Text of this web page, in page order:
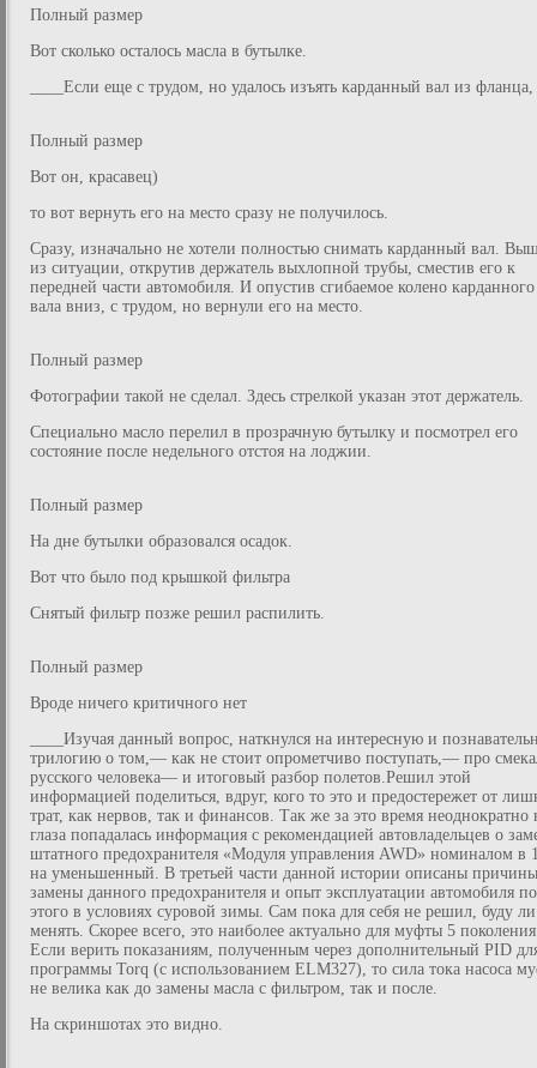
Полный размер
Вот сколько осталось масла в бутылке.
____Если еще с трудом, но удалось изъять карданный вал из фланца,
Полный размер
Вот он, красавец)
то вот вернуть его на место сразу не получилось.
Сразу, изначально не хотели полностью снимать карданный вал.
из ситуации, открутив держатель выхлопной трубы, сместив его к
передней части автомобиля. И опустив сгибаемое колено карданного
вала вниз, с трудом, но вернули его на место.
Полный размер
Фотографии такой не сделал. Здесь стрелкой указан этот держатель.
Специально масло перелил в прозрачную бутылку и посмотрел его
состояние после недельного отстоя на лоджии.
Полный размер
На дне бутылки образовался осадок.
Вот что было под крышкой фильтра
Снятый фильтр позже решил распилить.
Полный размер
Вроде ничего критичного нет
____Изучая данный вопрос, наткнулся на интересную и
трилогию о том,— как не стоит опрометчиво поступать,— про
русского человека— и итоговый разбор полетов.Решил этой
информацией поделиться, вдруг, кого то это и предостережет от
трат, как нервов, так и финансов. Так же за это время неоднократно
глаза попадалась информация с рекомендацией автовладельцев о
штатного предохранителя «Модуля управления AWD» номиналом в
на уменьшенный. В третьей части данной истории описаны причины
замены данного предохранителя и опыт эксплуатации автомобиля
этого в условиях суровой зимы. Сам пока для себя не решил, буду ли
менять. Скорее всего, это наиболее актуально для муфты 5
Если верить показаниям, полученным через дополнительный PID
программы Torq (с использованием ELM327), то сила тока насоса
не велика как до замены масла с фильтром, так и после.
На скриншотах это видно.